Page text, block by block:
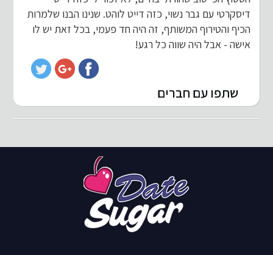
דיסקרטי עם גבר נשוי, כזה דייט לוהט. שנינו הבנו שלמרות
הכיף והטירוף המשותף, זה היה חד פעמי, בכל זאת יש לו
אישה - אבל היה שווה כל רגע!
שתפו עם חברים